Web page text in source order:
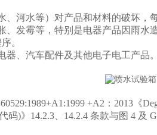
、河水等）对产品和材料的破坏
、发霉等，特别是电器产品因雨
。
、汽车配件及其他电子电工产品。
+A2：2013《
码)》 14.2.3 14.2.4 条款与图 4 及